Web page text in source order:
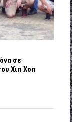
σε
Χιπ Χοπ